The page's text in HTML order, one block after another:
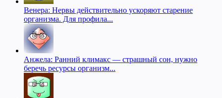
Венера: Нервы действительно ускоряют старение
организма. Для профила...
Анжела: Ранний климакс — страшный сон, нужно
беречь ресурсы организм...